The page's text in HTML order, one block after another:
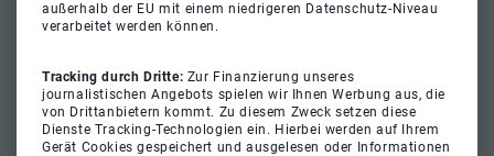
außerhalb der EU mit einem niedrigeren Datenschutz-Niveau
verarbeitet werden können.
Tracking durch Dritte: Zur Finanzierung unseres
journalistischen Angebots spielen wir Ihnen Werbung aus, die
von Drittanbietern kommt. Zu diesem Zweck setzen diese
Dienste Tracking-Technologien ein. Hierbei werden auf Ihrem
Gerät Cookies gespeichert und ausgelesen oder Informationen